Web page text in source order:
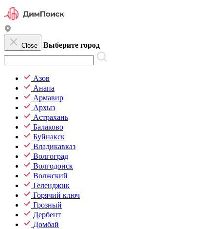
Close Выберите город
Азов
Анапа
Армавир
Архыз
Астрахань
Балаково
Буйнакск
Владикавказ
Волгоград
Волгодонск
Волжский
Геленджик
Горячий ключ
Грозный
Дербент
Домбай